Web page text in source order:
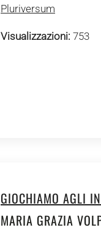
Pluriversum
Visualizzazioni: 753
GIOCHIAMO AGLI
MARIA GRAZIA